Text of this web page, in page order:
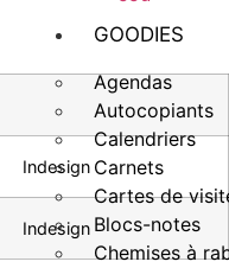
GOODIES
Agendas
Autocopiants
Calendriers
Carnets
Cartes de
Blocs-notes
Chemises à
Indesign
Indesign